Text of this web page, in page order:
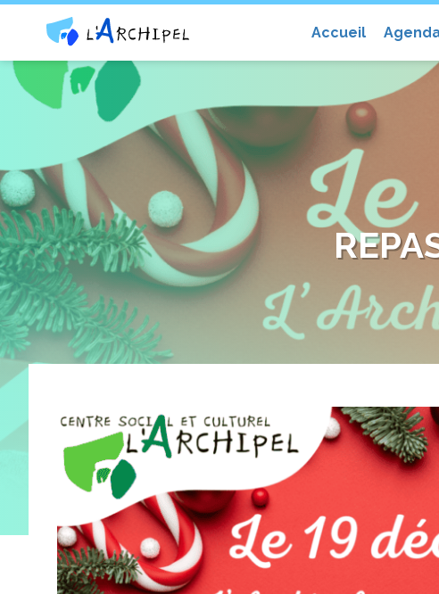
Accueil
Centre social et culturel l'Archipel